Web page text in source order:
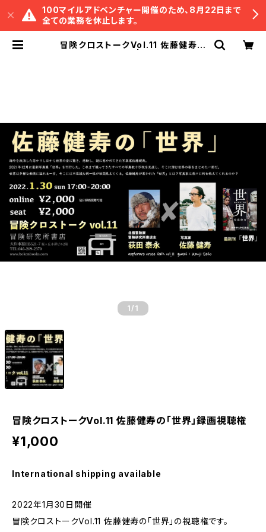
100マイルアドベンチャー開催のため、8月22日まで
全ての業務を休止します。
冒険クロストークVol.11 佐藤健寿の
1 /1
冒険クロストークVol.11 佐藤健寿の「世界」録画視聴権
¥1,000
International shipping available
2022年1月30日開催
冒険クロストークVol.11 佐藤健寿の「世界」の視聴権です。